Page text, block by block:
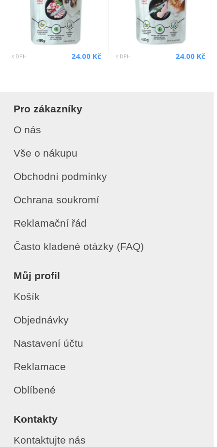
s DPH 24.00 Kč s DPH 24.00 Kč
Pro zákazníky
O nás
Vše o nákupu
Obchodní podmínky
Ochrana soukromí
Reklamační řád
Často kladené otázky (FAQ)
Můj profil
Košík
Objednávky
Nastavení účtu
Reklamace
Oblíbené
Kontakty
Kontaktujte nás